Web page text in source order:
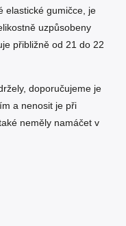
elastické gumičce, je
uzpůsobeny
přibližně od 21 do 22
doporučujeme je
a nenosit je při
neměly namáčet v